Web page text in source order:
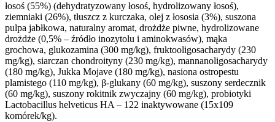
łosoś (55%) (dehydratyzowany łosoś, hydrolizowany łosoś),
ziemniaki (26%), tłuszcz z kurczaka, olej z łososia (3%), suszona
pulpa jabłkowa, naturalny aromat, drożdże piwne, hydrolizowane
drożdże (0,5% – źródło inozytolu i aminokwasów), mąka
grochowa, glukozamina (300 mg/kg), fruktooligosacharydy (230
mg/kg), siarczan chondroityny (230 mg/kg), mannanoligosacharydy
(180 mg/kg), Jukka Mojave (180 mg/kg), nasiona ostropestu
plamistego (110 mg/kg), β-glukany (60 mg/kg), suszony serdecznik
(60 mg/kg), suszony rokitnik zwyczajny (60 mg/kg), probiotyki
Lactobacillus helveticus HA – 122 inaktywowane (15x109
komórek/kg).